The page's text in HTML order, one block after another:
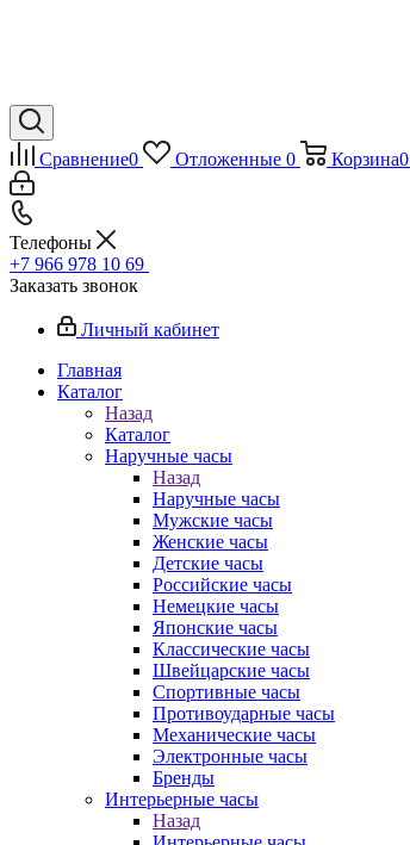
Сравнение0 Отложенные 0 Корзина0
Телефоны
+7 966 978 10 69
Заказать звонок
Личный кабинет
Главная
Каталог
Назад
Каталог
Наручные часы
Назад
Наручные часы
Мужские часы
Женские часы
Детские часы
Российские часы
Немецкие часы
Японские часы
Классические часы
Швейцарские часы
Спортивные часы
Противоударные часы
Механические часы
Электронные часы
Бренды
Интерьерные часы
Назад